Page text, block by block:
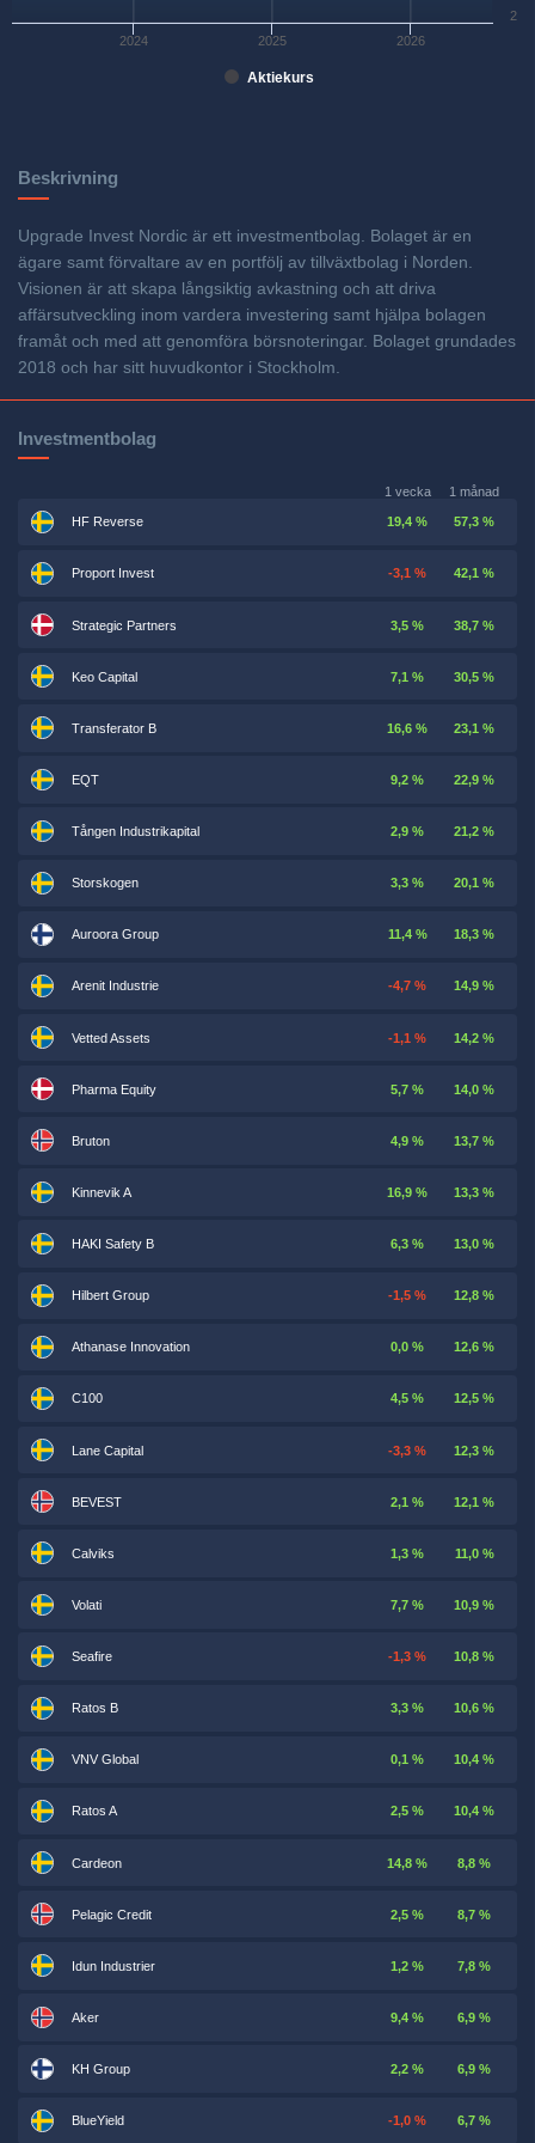
Aktiekurs
2024 2025 2026
2
Beskrivning
Upgrade Invest Nordic är ett investmentbolag. Bolaget är en
ägare samt förvaltare av en portfölj av tillväxtbolag i Norden.
Visionen är att skapa långsiktig avkastning och att driva
affärsutveckling inom vardera investering samt hjälpa bolagen
framåt och med att genomföra börsnoteringar. Bolaget grundades
2018 och har sitt huvudkontor i Stockholm.
Investmentbolag
1 vecka 1 månad
HF Reverse 19,4 % 57,3 %
Proport Invest -3,1 % 42,1 %
Strategic Partners 3,5 % 38,7 %
Keo Capital 7,1 % 30,5 %
Transferator B 16,6 % 23,1 %
EQT 9,2 % 22,9 %
Tången Industrikapital 2,9 % 21,2 %
Storskogen 3,3 % 20,1 %
Auroora Group 11,4 % 18,3 %
Arenit Industrie -4,7 % 14,9 %
Vetted Assets -1,1 % 14,2 %
Pharma Equity 5,7 % 14,0 %
Bruton 4,9 % 13,7 %
Kinnevik A 16,9 % 13,3 %
HAKI Safety B 6,3 % 13,0 %
Hilbert Group -1,5 % 12,8 %
Athanase Innovation 0,0 % 12,6 %
C100 4,5 % 12,5 %
Lane Capital -3,3 % 12,3 %
BEVEST 2,1 % 12,1 %
Calviks 1,3 % 11,0 %
Volati 7,7 % 10,9 %
Seafire -1,3 % 10,8 %
Ratos B 3,3 % 10,6 %
VNV Global 0,1 % 10,4 %
Ratos A 2,5 % 10,4 %
Cardeon 14,8 % 8,8 %
Pelagic Credit 2,5 % 8,7 %
Idun Industrier 1,2 % 7,8 %
Aker 9,4 % 6,9 %
KH Group 2,2 % 6,9 %
BlueYield -1,0 % 6,7 %